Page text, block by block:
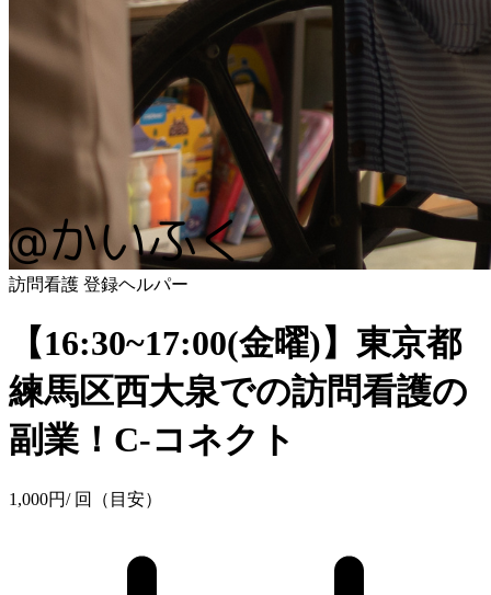
訪問看護 登録ヘルパー
【16:30~17:00(金曜)】東京都
練馬区西大泉での訪問看護の
副業！C-コネクト
1,000円/ 回（目安）